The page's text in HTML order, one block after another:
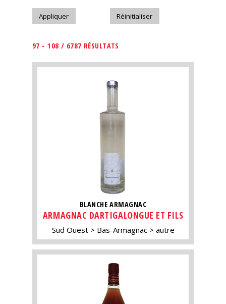
97 - 108 / 6787 RÉSULTATS
BLANCHE ARMAGNAC
ARMAGNAC DARTIGALONGUE ET FILS
Sud Ouest Bas-Armagnac autre